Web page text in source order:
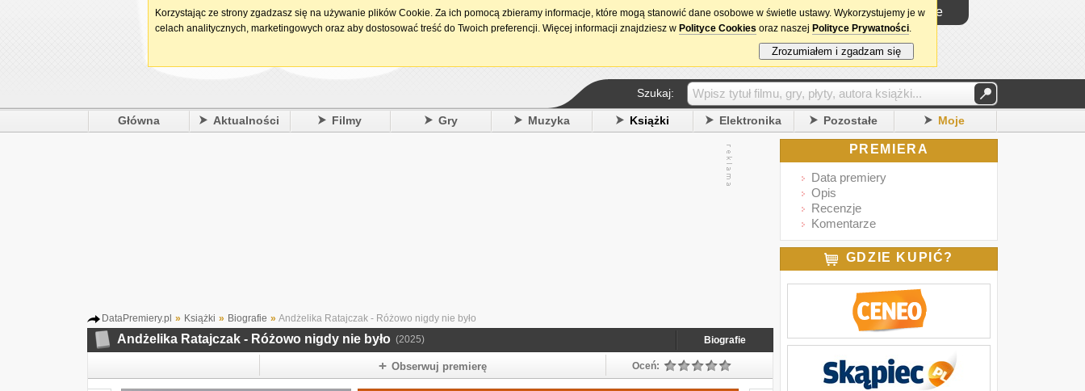
15. urodziny DataPremiery.pl Logowanie
Szukaj:
Główna Aktualności Filmy Gry Muzyka Książki Elektronika Pozostałe Moje
DataPremiery.pl » Książki » Biografie » Andżelika Ratajczak - Różowo nigdy nie było
Andżelika Ratajczak - Różowo nigdy nie było (2025) Biografie
Obserwuj premierę Oceń:
PREMIERA
Data premiery
Opis
Recenzje
Komentarze
GDZIE KUPIĆ?
Korzystając ze strony zgadzasz się na używanie plików Cookie. Za ich pomocą zbieramy informacje, które mogą stanowić dane osobowe w świetle ustawy. Wykorzystujemy je w
celach analitycznych, marketingowych oraz aby dostosować treść do Twoich preferencji. Więcej informacji znajdziesz w Polityce Cookies oraz naszej Polityce Prywatności.
Zrozumiałem i zgadzam się